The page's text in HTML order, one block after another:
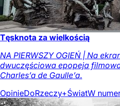
Tęsknota za wielkością
NA PIERWSZY OGIEŃ | Na
dwuczęściowa epopeja
Charles’a de Gaulle’a.
OpinieDoRzeczy+ŚwiatW